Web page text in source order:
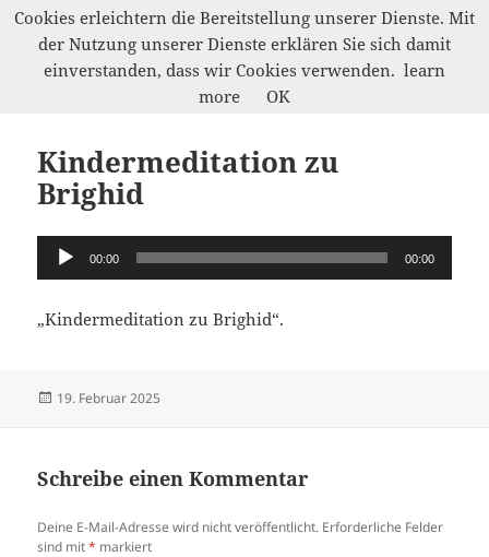
Werkelwald
Kindermeditation zu
Brighid
Audio-
Player
00:00 00:00
„Kindermeditation zu Brighid“.
Veröffentlicht
19. Februar 2025
Schreibe einen Kommentar
Deine E-Mail-Adresse wird nicht veröffentlicht. Erforderliche Felder
sind mit* markiert
Cookies erleichtern die Bereitstellung unserer Dienste. Mit
der Nutzung unserer Dienste erklären Sie sich damit
einverstanden, dass wir Cookies verwenden. learn
more
OK